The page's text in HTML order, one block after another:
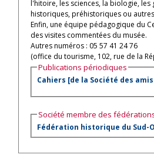
l'hitoire, les sciences, la biologie,
historiques, préhistoriques ou
Enfin, une équipe pédagogique du
des visites commentées du musée.
Autres numéros : 05 57 41 24 76
(office du tourisme, 102, rue de la
Publications périodiques
Cahiers [de la Société des
Société membre des
Fédération historique du Sud-